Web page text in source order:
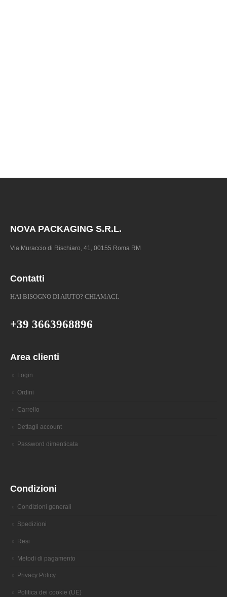
NOVA PACKAGING S.R.L.
Via Muraccio di Rischiaro, 41, 00155 Roma RM
Contatti
HAI BISOGNO DI AIUTO? CHIAMACI:
+39 3663968896
Area clienti
Login
Ordini
Carrello
Dettagli account
Password dimenticata
Condizioni
Condizioni generali
Spedizioni
Resi
Metodi di pagamento
Privacy Policy
Politica dei cookie (UE)